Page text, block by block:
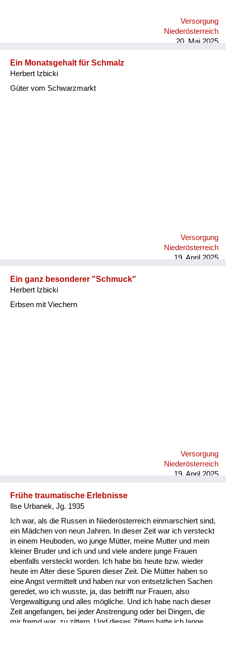
Versorgung
Niederösterreich
20. Mai 2025
Ein Monatsgehalt für Schmalz
Herbert Izbicki
Güter vom Schwarzmarkt
Versorgung
Niederösterreich
19. April 2025
Ein ganz besonderer "Schmuck"
Herbert Izbicki
Erbsen mit Viechern
Versorgung
Niederösterreich
19. April 2025
Frühe traumatische Erlebnisse
Ilse Urbanek, Jg. 1935
Ich war, als die Russen in Niederösterreich einmarschiert sind,
ein Mädchen von neun Jahren. In dieser Zeit war ich versteckt
in einem Heuboden, wo junge Mütter, meine Mutter und mein
kleiner Bruder und ich und und viele andere junge Frauen
ebenfalls versteckt worden. Ich habe bis heute bzw. wieder
heute im Alter diese Spuren dieser Zeit. Die Mütter haben so
eine Angst vermittelt und haben nur von entsetzlichen Sachen
geredet, wo ich wusste, ja, das betrifft nur Frauen, also
Vergewaltigung und alles mögliche. Und ich habe nach dieser
Zeit angefangen, bei jeder Anstrengung oder bei Dingen, die
mir fremd war, zu zittern. Und dieses Zittern hatte ich lange,